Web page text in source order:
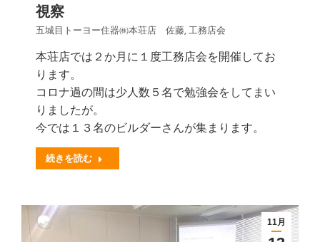
視察
五城目トーヨー住器㈱本荘店 佐藤, 工務店会
本荘店では２か月に１度工務店会を開催してお
ります。
コロナ過の間は少人数５名で勉強会をしてまい
りましたが。
今では１３名のビルダーさんが集まります。
続きを読む
11月